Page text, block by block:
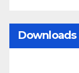
Downloads